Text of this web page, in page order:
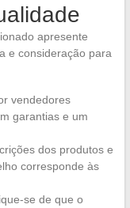
apresente
e consideração para
vendedores
garantias e um
dos produtos e
corresponde às
se de que o